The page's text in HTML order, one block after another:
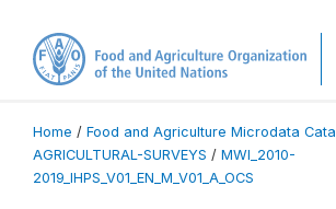
Home / Food and Agriculture Microdata
AGRICULTURAL-SURVEYS / MWI_2010-
2019_IHPS_V01_EN_M_V01_A_OCS